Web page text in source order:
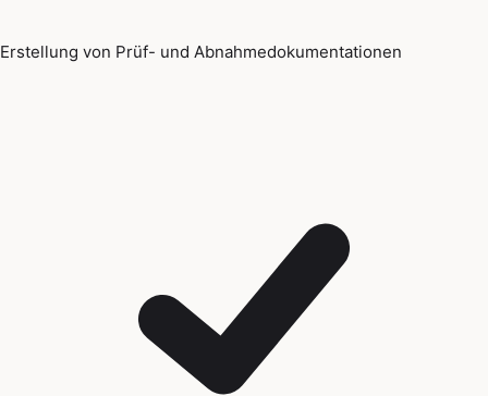
Erstellung von Prüf- und Abnahmedokumentationen